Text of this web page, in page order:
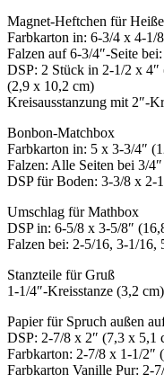
Magnet-Heftchen für
Farbkarton in: 6-3/4 x 4-1/
Falzen auf 6-3/4″-Seite
DSP: 2 Stück in 2-1/2 x
(2,9 x 10,2 cm)
Kreisausstanzung mit 2″-
Bonbon-Matchbox
Farbkarton in: 5 x 3-3/4″
Falzen: Alle Seiten bei 3/
DSP für Boden: 3-3/8 x 2-
Umschlag für Mathbox
DSP in: 6-5/8 x 3-5/8″
Falzen bei: 2-5/16, 3-1/16,
Stanzteile für Gruß
1-1/4″-Kreisstanze (3,2
Papier für Spruch außen
DSP: 2-7/8 x 2″ (7,3 x 5,1
Farbkarton: 2-7/8 x 1-1/2″
Farbkarton Vanille Pur: 2-